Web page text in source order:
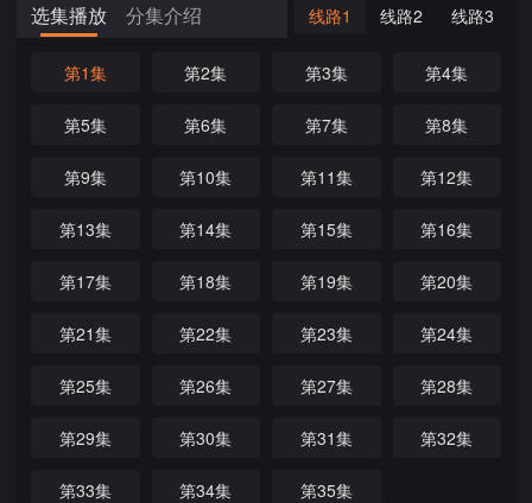
选集播放 分集介绍 线路1 线路2 线路3
第1集 第2集 第3集 第4集
第5集 第6集 第7集 第8集
第9集 第10集 第11集 第12集
第13集 第14集 第15集 第16集
第17集 第18集 第19集 第20集
第21集 第22集 第23集 第24集
第25集 第26集 第27集 第28集
第29集 第30集 第31集 第32集
第33集 第34集 第35集